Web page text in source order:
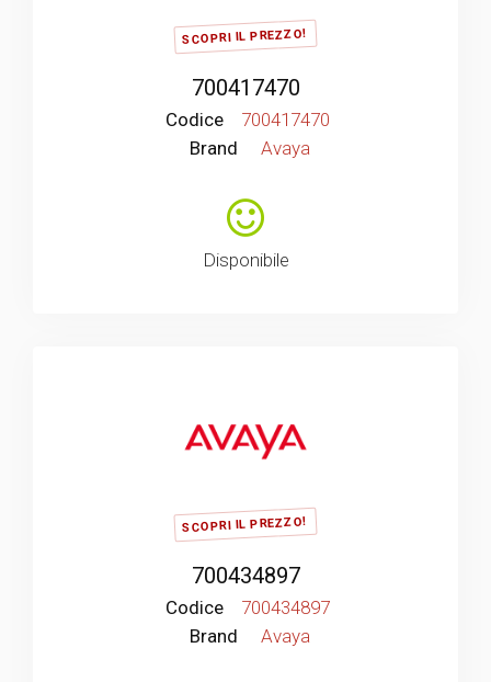
SCOPRI IL PREZZO!
700417470
Codice
700417470
Brand
Avaya
Disponibile
SCOPRI IL PREZZO!
700434897
Codice
700434897
Brand
Avaya